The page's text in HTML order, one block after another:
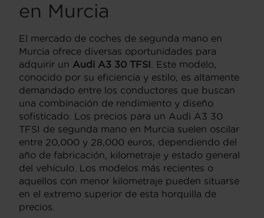
en Murcia
El mercado de coches de segunda mano en
Murcia ofrece diversas oportunidades para
adquirir un Audi A3 30 TFSI . Este modelo,
conocido por su eficiencia y estilo, es altamente
demandado entre los conductores que buscan
una combinación de rendimiento y diseño
sofisticado. Los precios para un Audi A3 30
TFSI de segunda mano en Murcia suelen oscilar
entre 20,000 y 28,000 euros, dependiendo del
año de fabricación, kilometraje y estado general
del vehículo. Los modelos más recientes o
aquellos con menor kilometraje pueden situarse
en el extremo superior de esta horquilla de
precios.